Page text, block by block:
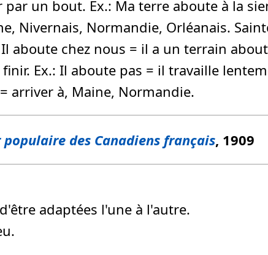
un bout. Ex.: Ma terre aboute à la
Nivernais, Normandie, Orléanais.
aboute chez nous = il a un terrain
Ex.: Il aboute pas = il travaille
arriver à, Maine, Normandie.
populaire des Canadiens français, 1909
adaptées l'une à l'autre.